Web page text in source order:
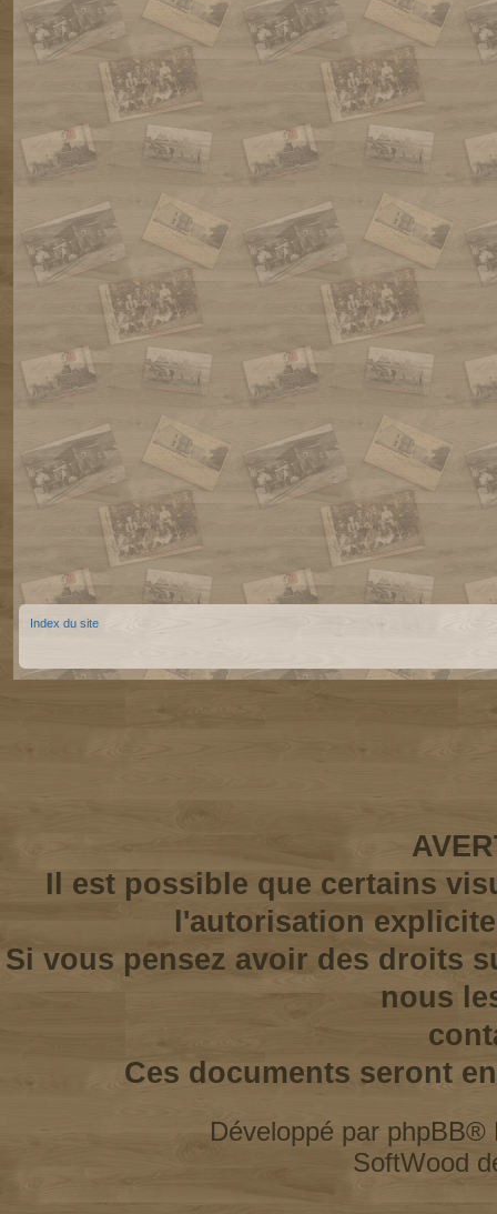
Index du site
Il est possible que certains
l'autorisation
Si vous pensez avoir des droits
nous
Ces documents seront
Développé par phpBB®
SoftWood